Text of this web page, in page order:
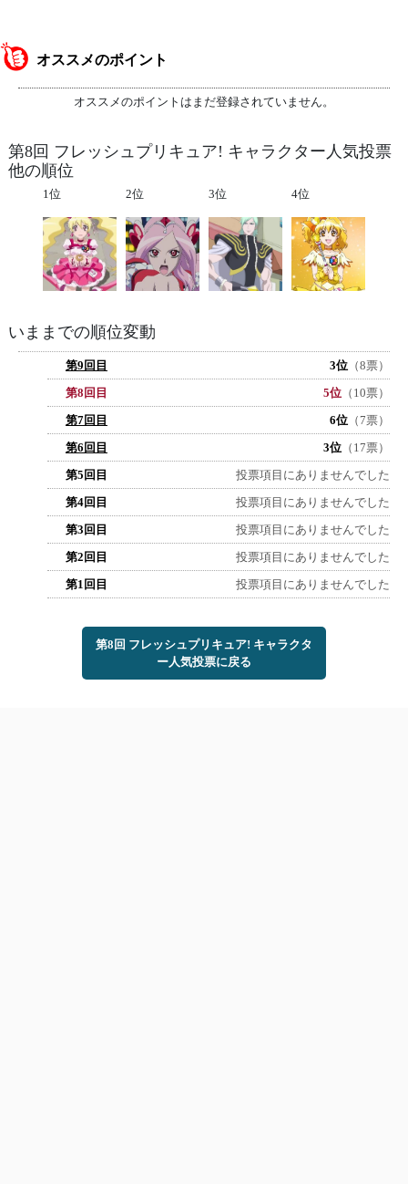
オススメのポイント
オススメのポイントはまだ登録されていません。
第8回 フレッシュプリキュア! キャラクター人気投票
他の順位
1位 2位 3位 4位
いままでの順位変動
第9回目 3位 （8票）
第8回目
5位 （10票）
第7回目
6位 （7票）
第6回目
3位 （17票）
第5回目
投票項目にありませんでした
第4回目
投票項目にありませんでした
第3回目
投票項目にありませんでした
第2回目
投票項目にありませんでした
第1回目
投票項目にありませんでした
第8回 フレッシュプリキュア! キャラクタ
ー人気投票に戻る